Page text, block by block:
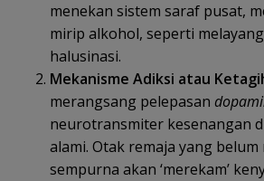
menekan sistem saraf pusat,
mirip alkohol, seperti
halusinasi.
Mekanisme Adiksi atau
merangsang pelepasan
neurotransmiter kesenangan
alami. Otak remaja yang belum
sempurna akan ‘merekam’